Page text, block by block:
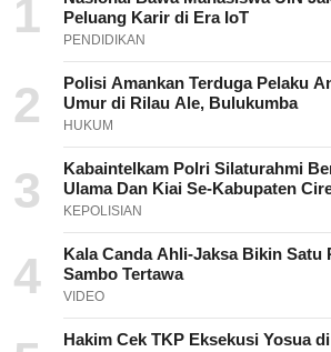
1
Peluang Karir di Era IoT
PENDIDIKAN
2
Polisi Amankan Terduga Pelaku
Umur di Rilau Ale, Bulukumba
HUKUM
3
Kabaintelkam Polri Silaturahmi
Ulama Dan Kiai Se-Kabupaten
KEPOLISIAN
4
Kala Canda Ahli-Jaksa Bikin Satu
Sambo Tertawa
VIDEO
Hakim Cek TKP Eksekusi Yosua